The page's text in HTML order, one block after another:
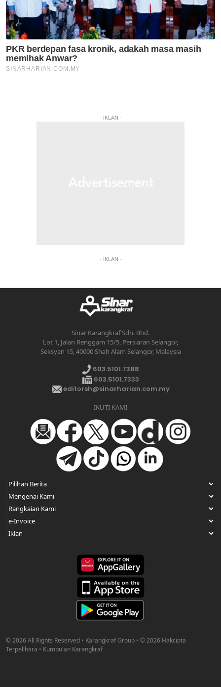
- IKLAN -
- IKLAN -
Sinar Karangkraf Sdn. Bhd.
Lot 1, Jalan Renggam 15/5, Persiaran Selangor,
Seksyen 15, 40000 Shah Alam Selangor, Malaysia
603.5101.7388
603.5101.7333
editorsh@sinarharian.com.my
IKUTI KAMI
© 2026 All Rights Reserved • Karangkraf Group • © 2026 Hakcipta
Terpelihara • Kumpulan Karangkraf